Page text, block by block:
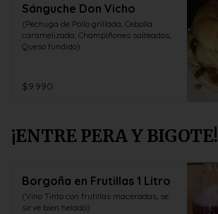
Sánguche Don Vicho
(Pechuga de Pollo grillada, Cebolla
caramelizada, Champiñones salteados,
Queso fundido)
$9.990
¡ENTRE PERA Y BIGOTE!
Borgoña en Frutillas 1 Litro
(Vino Tinto con frutillas maceradas, se
sirve bien helado)